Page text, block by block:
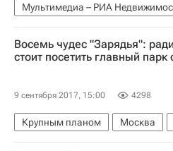
Мультимедиа – РИА
Мультимедиа
Москва
Городская среда
Восемь чудес "Зарядья":
стоит посетить главный парк
9 сентября 2017, 15:00 4298
Крупным планом Москва
Зарядье
Городская среда